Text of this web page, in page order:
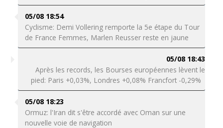
05/08 18:54
Cyclisme: Demi Vollering remporte la 5e étape du Tour
de France Femmes, Marlen Reusser reste en jaune
05/08 18:43
Après les records, les Bourses européennes lèvent le
pied: Paris +0,03%, Londres +0,08% Francfort -0,29%
05/08 18:23
Ormuz: l'Iran dit s'être accordé avec Oman sur une
nouvelle voie de navigation